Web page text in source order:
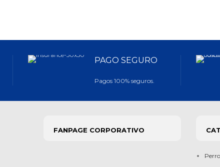
PAGO SEGURO
Pagos 100% seguros.
FANPAGE CORPORATIVO